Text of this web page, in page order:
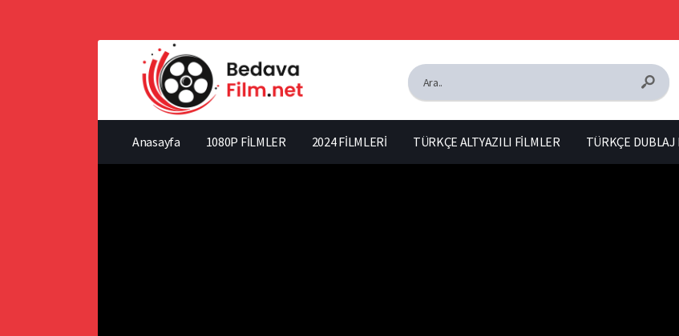
Anasayfa 1080P FİLMLER 2024 FİLMLERİ TÜRKÇE ALTYAZILI FİLMLER TÜRKÇE DUBLAJ